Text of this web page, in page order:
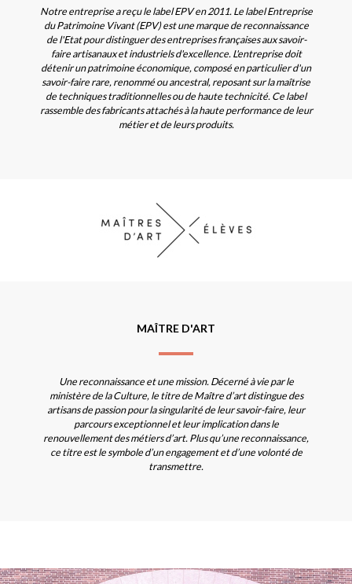
Notre entreprise a reçu le label EPV en 2011. Le label Entreprise
du Patrimoine Vivant (EPV) est une marque de reconnaissance
de l'Etat pour distinguer des entreprises françaises aux savoir-
faire artisanaux et industriels d'excellence. L'entreprise doit
détenir un patrimoine économique, composé en particulier d'un
savoir-faire rare, renommé ou ancestral, reposant sur la maîtrise
de techniques traditionnelles ou de haute technicité. Ce label
rassemble des fabricants attachés à la haute performance de leur
métier et de leurs produits.
MAÎTRE D'ART
Une reconnaissance et une mission. Décerné à vie par le
ministère de la Culture, le titre de Maître d’art distingue des
artisans de passion pour la singularité de leur savoir-faire, leur
parcours exceptionnel et leur implication dans le
renouvellement des métiers d’art. Plus qu’une reconnaissance,
ce titre est le symbole d’un engagement et d’une volonté de
transmettre.